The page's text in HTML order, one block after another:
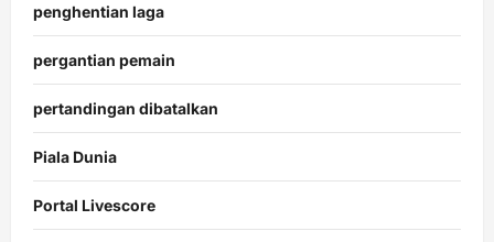
penghentian laga
pergantian pemain
pertandingan dibatalkan
Piala Dunia
Portal Livescore